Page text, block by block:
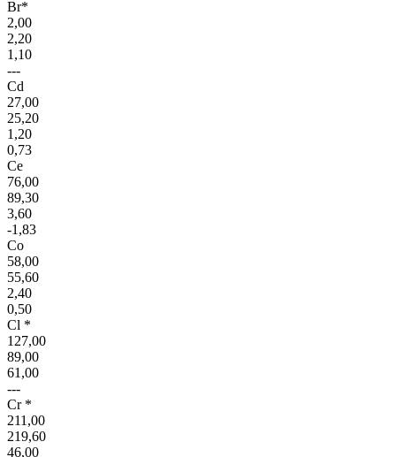
Br*
2,00
2,20
1,10
---
Cd
27,00
25,20
1,20
0,73
Ce
76,00
89,30
3,60
-1,83
Co
58,00
55,60
2,40
0,50
Cl *
127,00
89,00
61,00
---
Cr *
211,00
219,60
46,00